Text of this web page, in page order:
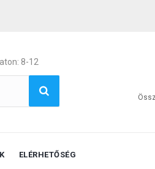
8-12
ELÉRHETŐSÉG